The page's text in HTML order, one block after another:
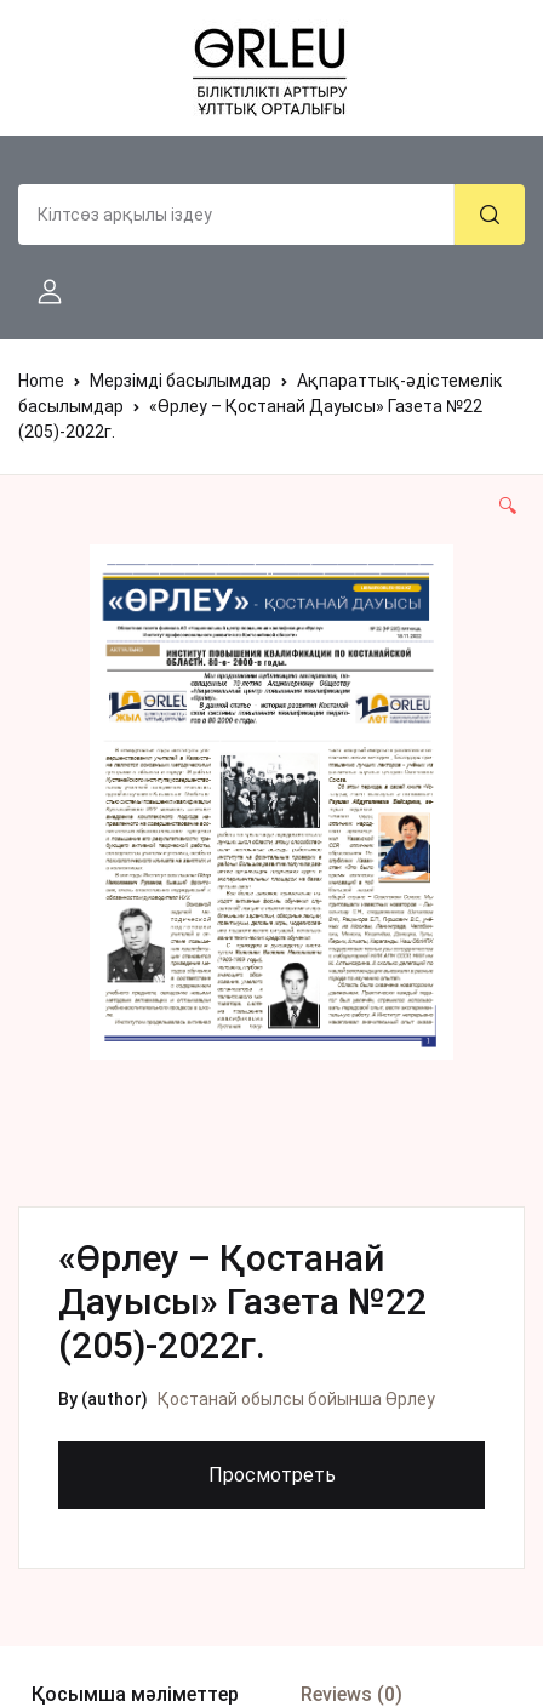
Home Мерзімді басылымдар
Ақпараттық-әдістемелік
басылымдар
«Өрлеу – Қостанай Дауысы» Газета №22
(205)-2022г.
🔍
«Өрлеу – Қостанай
Дауысы» Газета №22
(205)-2022г.
By (author) Қостанай обылсы бойынша Өрлеу
Просмотреть
Қосымша мәліметтер Reviews (0)